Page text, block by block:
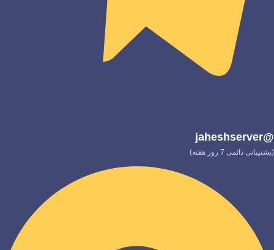
@jaheshserver
(پشتیبانی دائمی 7 روز هفته)